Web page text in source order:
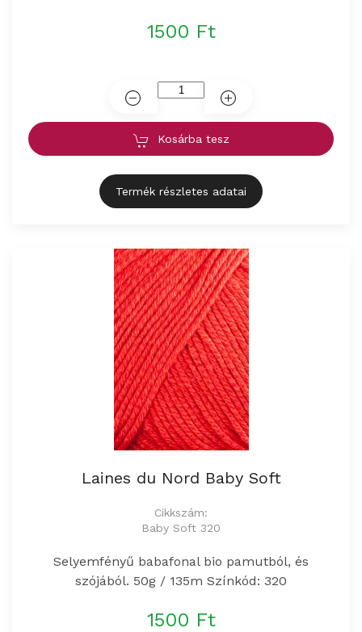
1500 Ft
Kosárba tesz
Termék részletes adatai
Laines du Nord Baby Soft
Cikkszám:
Baby Soft 320
Selyemfényű babafonal bio pamutból, és
szójából. 50g / 135m Színkód: 320
1500 Ft